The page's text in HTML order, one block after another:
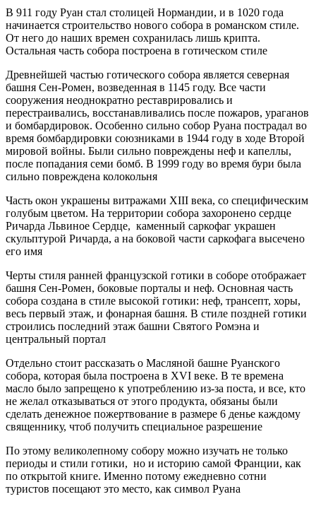
В 911 году Руан стал столицей Нормандии, и в 1020 года
начинается строительство нового собора в романском стиле.
От него до наших времен сохранилась лишь крипта.
Остальная часть собора построена в готическом стиле
Древнейшей частью готического собора является северная
башня Сен-Ромен, возведенная в 1145 году. Все части
сооружения неоднократно реставрировались и
перестраивались, восстанавливались после пожаров, ураганов
и бомбардировок. Особенно сильно собор Руана пострадал во
время бомбардировки союзниками в 1944 году в ходе Второй
мировой войны. Были сильно повреждены неф и капеллы,
после попадания семи бомб. В 1999 году во время бури была
сильно повреждена колокольня
Часть окон украшены витражами XIII века, со специфическим
голубым цветом. На территории собора захоронено сердце
Ричарда Львиное Сердце, каменный саркофаг украшен
скульптурой Ричарда, а на боковой части саркофага высечено
его имя
Черты стиля ранней французской готики в соборе отображает
башня Сен-Ромен, боковые порталы и неф. Основная часть
собора создана в стиле высокой готики: неф, трансепт, хоры,
весь первый этаж, и фонарная башня. В стиле поздней готики
строились последний этаж башни Святого Ромэна и
центральный портал
Отдельно стоит рассказать о Масляной башне Руанского
собора, которая была построена в XVI веке. В те времена
масло было запрещено к употреблению из-за поста, и все, кто
не желал отказываться от этого продукта, обязаны были
сделать денежное пожертвование в размере 6 денье каждому
священнику, чтоб получить специальное разрешение
По этому великолепному собору можно изучать не только
периоды и стили готики, но и историю самой Франции, как
по открытой книге. Именно потому ежедневно сотни
туристов посещают это место, как символ Руана